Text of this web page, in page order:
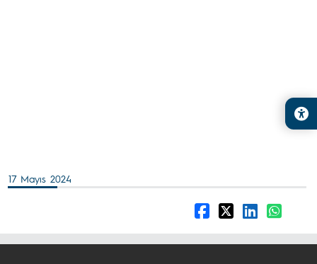
17 Mayıs 2024